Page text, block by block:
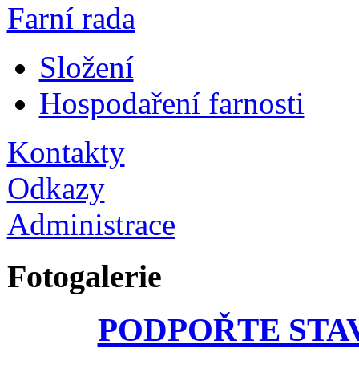
Farní rada
Složení
Hospodaření farnosti
Kontakty
Odkazy
Administrace
Fotogalerie
PODPOŘTE